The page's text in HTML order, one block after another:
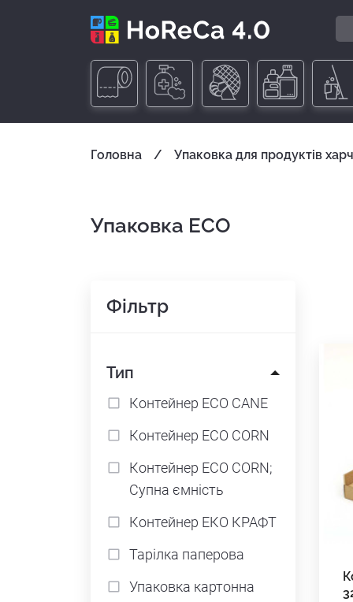
Головна Упаковка для продуктів
Упаковка ECO
Фільтр
Тип
Контейнер ECO CANE
Контейнер ECO CORN
Контейнер ECO CORN;
Супна ємність
Контейнер ЕКО КРАФТ
Тарілка паперова
Упаковка картонна